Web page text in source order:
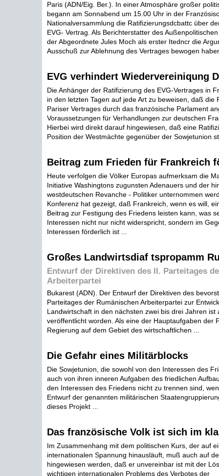
Paris (ADN/Eig. Ber.). In einer Atmosphäre großer
begann am Sonnabend um 15.00 Uhr in der
Nationalversammlung die Ratifizierungsdcbattc über
EVG- Vertrag. Als Berichterstatter des
der Abgeordnete Jules Moch als erster Itedncr die
Ausschuß zur Ablehnung des Vertrages bewogen
EVG verhindert Wiedervereiniqung
Die Anhänger der Ratifizierung des EVG-Vertrages in
in den letzten Tagen auf jede Art zu beweisen, daß die
Pariser Vertrages durch das französische Parlament
Voraussetzungen für Verhandlungen zur deutschen
Hierbei wird direkt darauf hingewiesen, daß eine
Position der Westmächte gegenüber der Sowjetunion
Beitrag zum Frieden für Frankreich
Heute verfolgen die Völker Europas aufmerksam die
Initiative Washingtons zugunsten Adenauers und der
westdeutschen Revanche - Politiker unternommen
Konferenz hat gezeigt, daß Frankreich, wenn es will,
Beitrag zur Festigung des Friedens leisten kann, was
Interessen nicht nur nicht widerspricht, sondern im
Interessen förderlich ist ...
Großes Landwirtsdiaf tspropamm
Entwurf der Direktiven des II. Parteitages
Arbeiterpartei
Bukarest (ADN). Der Entwurf der Direktiven des
Parteitages der Rumänischen Arbeiterpartei zur
Landwirtschaft in den nächsten zwei bis drei Jahren ist
veröffentlicht worden. Als eine der Hauptaufgaben der
Regierung auf dem Gebiet des wirtschaftlichen ...
Die Gefahr eines Militärblocks
Die Sowjetunion, die sowohl von den Interessen des
auch von ihren inneren Aufgaben des friedlichen
den Interessen des Friedens nicht zu trennen sind,
Entwurf der genannten militärischen
dieses Projekt ...
Das französische Volk ist sich im
Im Zusammenhang mit dem politischen Kurs, der auf
internationalen Spannung hinausläuft, muß auch auf
hingewiesen werden, daß er unvereinbar ist mit der
wichtigen internationalen Problems des Verbotes der